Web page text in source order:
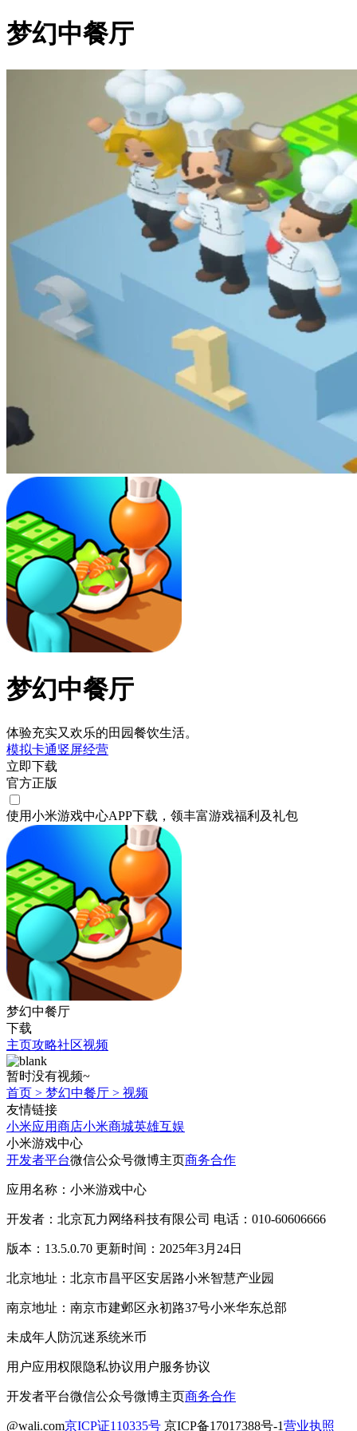
梦幻中餐厅
梦幻中餐厅
体验充实又欢乐的田园餐饮生活。
模拟卡通竖屏经营
立即下载
官方正版
使用小米游戏中心APP下载 ，领丰富游戏福利 及礼包
梦幻中餐厅
下载
主页攻略社区视频
暂时没有视频~
首页 > 梦幻中餐厅 > 视频
友情链接
小米应用商店小米商城英雄互娱
小米游戏中心
开发者平台微信公众号微博主页商务合作
应用名称：小米游戏中心
开发者：北京瓦力网络科技有限公司 电话：010-60606666
版本：13.5.0.70 更新时间：2025年3月24日
北京地址：北京市昌平区安居路小米智慧产业园
南京地址：南京市建邺区永初路37号小米华东总部
未成年人防沉迷系统米币
用户应用权限隐私协议用户服务协议
开发者平台微信公众号微博主页商务合作
@wali.com京ICP证110335号 京ICP备17017388号-1营业执照